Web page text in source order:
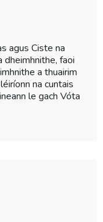
agus Ciste na
dheimhnithe, faoi
a thuairim
na cuntais
le gach Vóta